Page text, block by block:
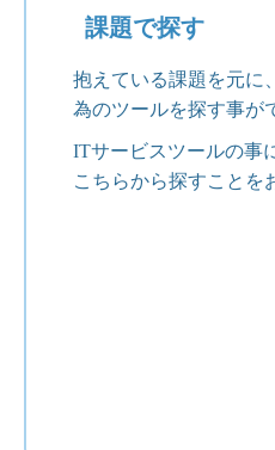
課題で探す
抱えている課題を元に
為のツールを探す事が
ITサービスツールの事
こちらから探すことを